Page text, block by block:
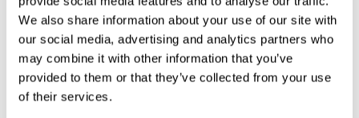
We also share information about your use of our site with
our social media, advertising and analytics partners who
may combine it with other information that you’ve
provided to them or that they’ve collected from your use
of their services.